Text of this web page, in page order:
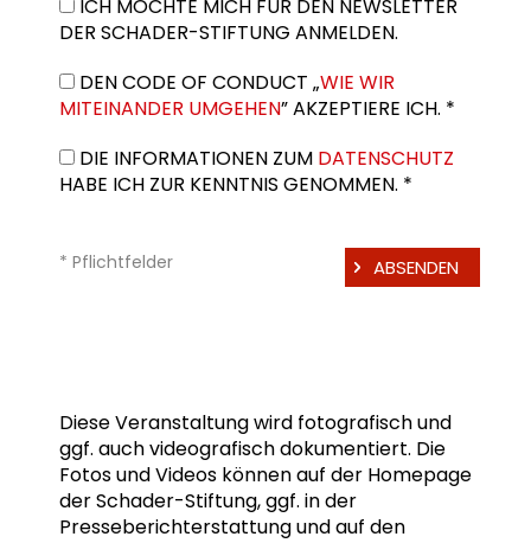
ICH MÖCHTE MICH FÜR DEN NEWSLETTER
DER SCHADER-STIFTUNG ANMELDEN.
DEN CODE OF CONDUCT „WIE WIR
MITEINANDER UMGEHEN” AKZEPTIERE ICH. *
DIE INFORMATIONEN ZUM DATENSCHUTZ
HABE ICH ZUR KENNTNIS GENOMMEN. *
* Pflichtfelder
Diese Veranstaltung wird fotografisch und
ggf. auch videografisch dokumentiert. Die
Fotos und Videos können auf der Homepage
der Schader-Stiftung, ggf. in der
Presseberichterstattung und auf den